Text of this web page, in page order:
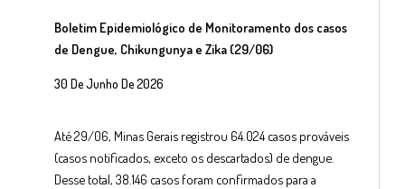
Boletim Epidemiológico de Monitoramento dos casos
de Dengue, Chikungunya e Zika (29/06)
30 De Junho De 2026
Até 29/06, Minas Gerais registrou 64.024 casos prováveis
(casos notificados, exceto os descartados) de dengue.
Desse total, 38.146 casos foram confirmados para a